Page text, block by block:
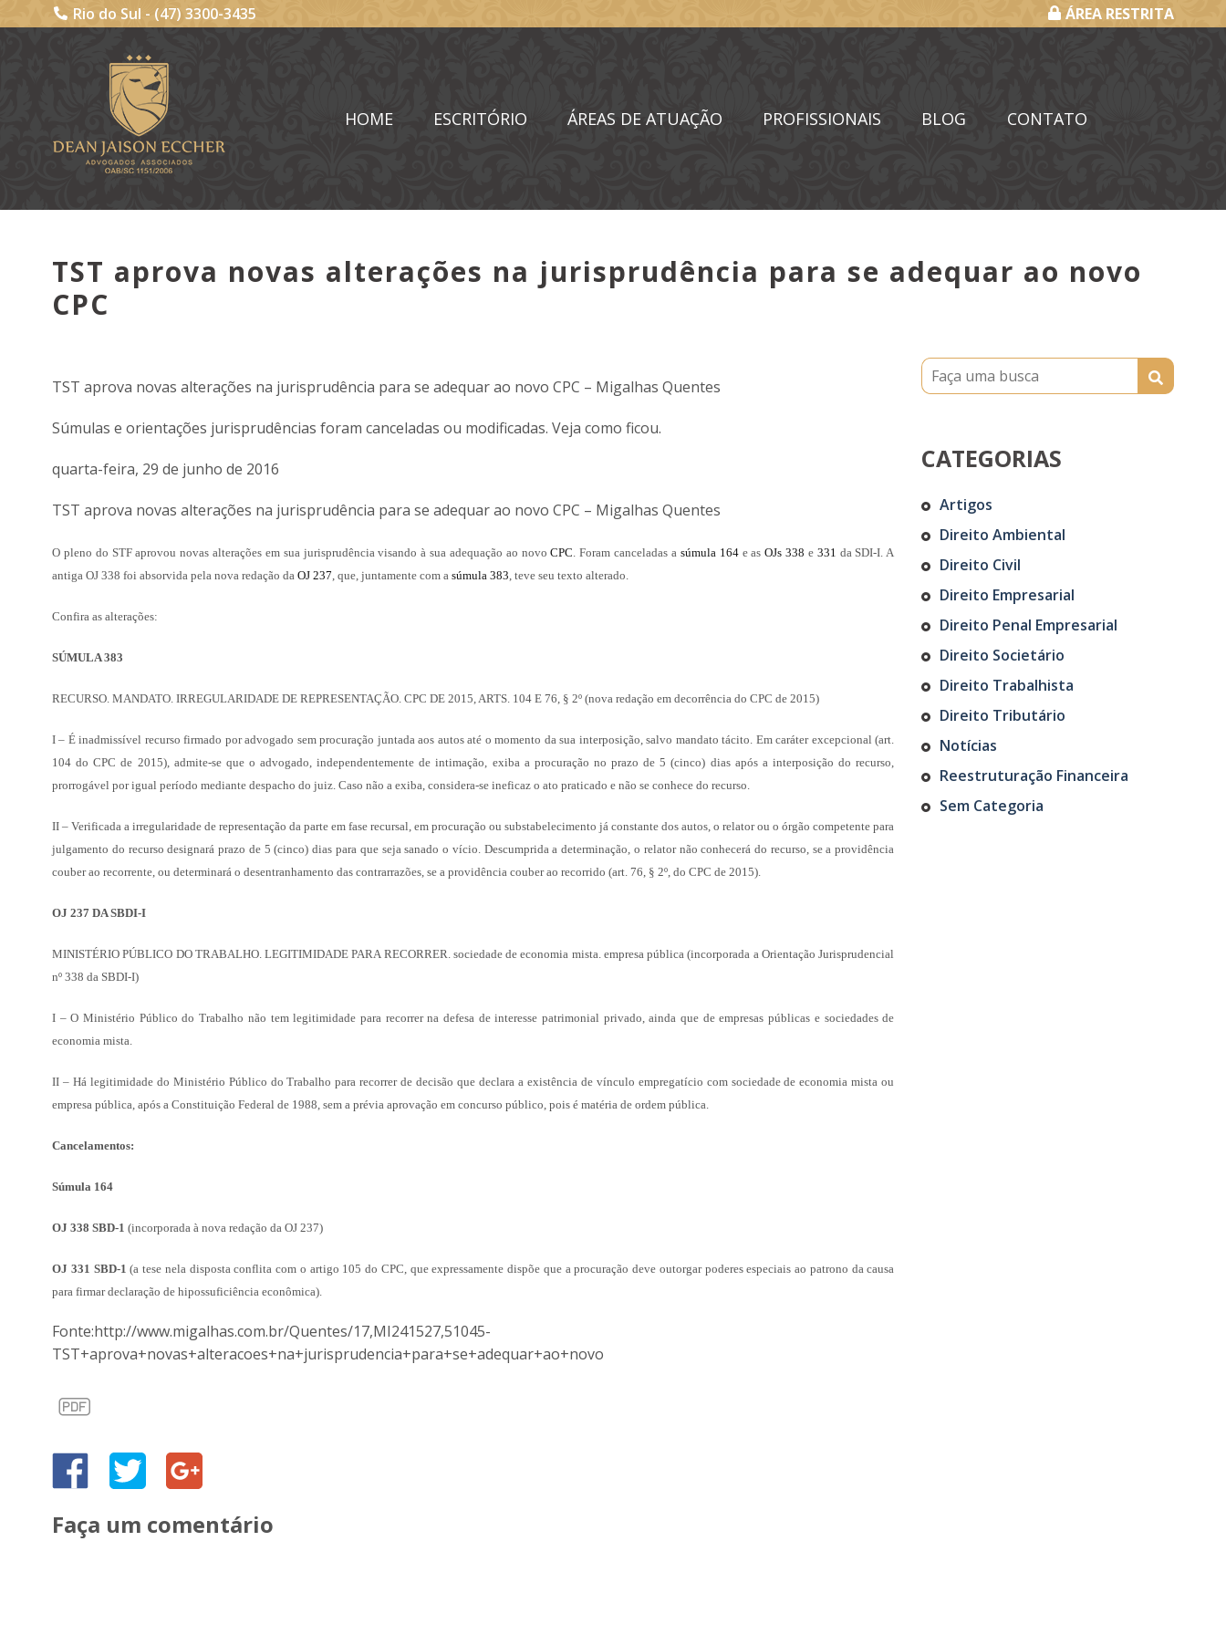
Rio do Sul - (47) 3300-3435 ÁREA RESTRITA
HOME ESCRITÓRIO ÁREAS DE ATUAÇÃO PROFISSIONAIS BLOG CONTATO
TST aprova novas alterações na jurisprudência para se adequar ao novo
CPC
TST aprova novas alterações na jurisprudência para se adequar ao novo CPC – Migalhas Quentes
Súmulas e orientações jurisprudências foram canceladas ou modificadas. Veja como ficou.
quarta-feira, 29 de junho de 2016
TST aprova novas alterações na jurisprudência para se adequar ao novo CPC – Migalhas Quentes
O pleno do STF aprovou novas alterações em sua jurisprudência visando à sua adequação ao novoCPC. Foram canceladas a súmula 164e asOJs 338 e 331 da SDI-I. A
antiga OJ 338 foi absorvida pela nova redação da OJ 237, que, juntamente com a súmula 383, teve seu texto alterado.
Confira as alterações:
SÚMULA 383
RECURSO. MANDATO. IRREGULARIDADE DE REPRESENTAÇÃO. CPC DE 2015, ARTS. 104 E 76, § 2º (nova redação em decorrência do CPC de 2015)
I – É inadmissível recurso firmado por advogado sem procuração juntada aos autos até o momento da sua interposição, salvo mandato tácito. Em caráter excepcional (art.
104 do CPC de 2015), admite-se que o advogado, independentemente de intimação, exiba a procuração no prazo de 5 (cinco) dias após a interposição do recurso,
prorrogável por igual período mediante despacho do juiz. Caso não a exiba, considera-se ineficaz o ato praticado e não se conhece do recurso.
II – Verificada a irregularidade de representação da parte em fase recursal, em procuração ou substabelecimento já constante dos autos, o relator ou o órgão competente para
julgamento do recurso designará prazo de 5 (cinco) dias para que seja sanado o vício. Descumprida a determinação, o relator não conhecerá do recurso, se a providência
couber ao recorrente, ou determinará o desentranhamento das contrarrazões, se a providência couber ao recorrido (art. 76, § 2º, do CPC de 2015).
OJ 237 DA SBDI-I
MINISTÉRIO PÚBLICO DO TRABALHO. LEGITIMIDADE PARA RECORRER. sociedade de economia mista. empresa pública (incorporada a Orientação Jurisprudencial
nº 338 da SBDI-I)
I – O Ministério Público do Trabalho não tem legitimidade para recorrer na defesa de interesse patrimonial privado, ainda que de empresas públicas e sociedades de
economia mista.
II – Há legitimidade do Ministério Público do Trabalho para recorrer de decisão que declara a existência de vínculo empregatício com sociedade de economia mista ou
empresa pública, após a Constituição Federal de 1988, sem a prévia aprovação em concurso público, pois é matéria de ordem pública.
Cancelamentos:
Súmula 164
OJ 338 SBD-1 (incorporada à nova redação da OJ 237)
OJ 331 SBD-1 (a tese nela disposta conflita com o artigo 105 do CPC, que expressamente dispõe que a procuração deve outorgar poderes especiais ao patrono da causa
para firmar declaração de hipossuficiência econômica).
Fonte:http://www.migalhas.com.br/Quentes/17,MI241527,51045-
TST+aprova+novas+alteracoes+na+jurisprudencia+para+se+adequar+ao+novo
Faça um comentário
CATEGORIAS
Artigos
Direito Ambiental
Direito Civil
Direito Empresarial
Direito Penal Empresarial
Direito Societário
Direito Trabalhista
Direito Tributário
Notícias
Reestruturação Financeira
Sem Categoria